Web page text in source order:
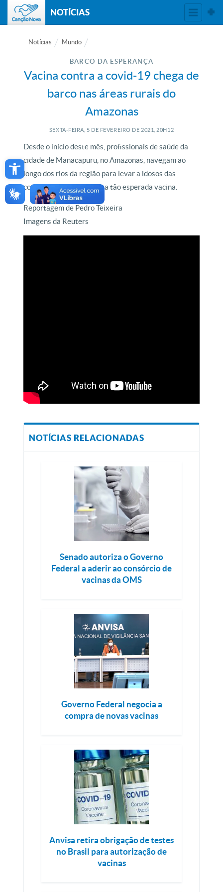
Open toolbar
NOTÍCIAS
Notícias Mundo
BARCO DA ESPERANÇA
Vacina contra a covid-19 chega de
barco nas áreas rurais do
Amazonas
SEXTA-FEIRA, 5 DE FEVEREIRO DE 2021, 20H12
Desde o início deste mês, profissionais de saúde da
cidade de Manacapuru, no Amazonas, navegam ao
longo dos rios da região para levar a idosos das
comunidades ribeirinhas a tão esperada vacina.
Reportagem de Pedro Teixeira
Imagens da Reuters
NOTÍCIAS RELACIONADAS
Senado autoriza o Governo
Federal a aderir ao consórcio de
vacinas da OMS
Governo Federal negocia a
compra de novas vacinas
Anvisa retira obrigação de testes
no Brasil para autorização de
vacinas